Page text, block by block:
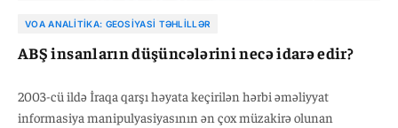
VOA ANALITIKA: GEOSIYASI TƏHLILLƏR
ABŞ insanların düşüncələrini necə idarə edir?
2003-cü ildə İraqa qarşı həyata keçirilən hərbi əməliyyat
informasiya manipulyasiyasının ən çox müzakirə olunan